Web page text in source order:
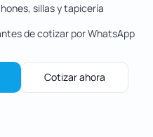
sillas y tapicería
de cotizar por WhatsApp
Cotizar ahora